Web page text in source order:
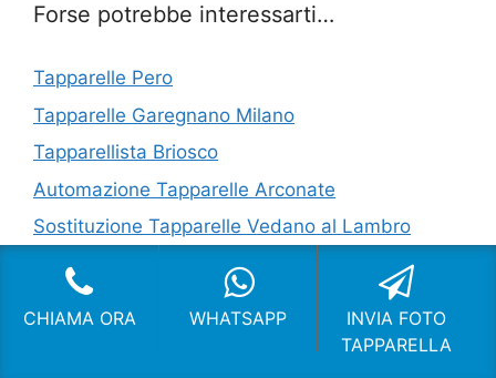
Forse potrebbe interessarti…
Tapparelle Pero
Tapparelle Garegnano Milano
Tapparellista Briosco
Automazione Tapparelle Arconate
Sostituzione Tapparelle Vedano al Lambro
Cambiare Corda Tapparella San Donato
Milanese
Cambiare Corda Tapparella Limbiate
CHIAMA ORA WHATSAPP
INVIA FOTO
TAPPARELLA